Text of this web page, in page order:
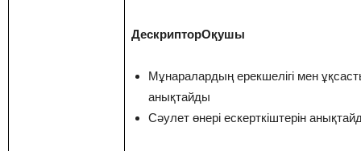
ДескрипторОқушы
Мұнаралардың ерекшелігі мен
анықтайды
Сәулет өнері ескерткіштерін